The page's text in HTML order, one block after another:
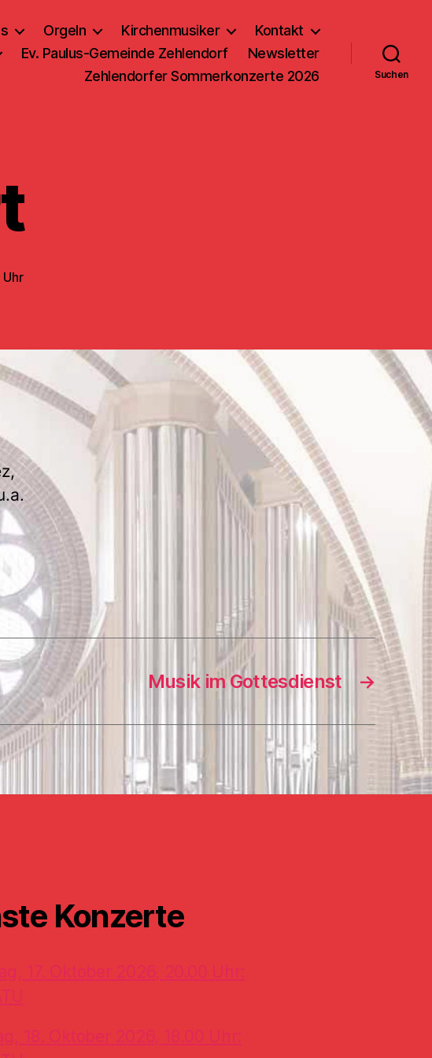
Orgeln Kirchenmusiker
Kontakt
Ev. Paulus-Gemeinde Zehlendorf
Newsletter
Zehlendorfer Sommerkonzerte 2026
Suchen
→
Musik im Gottesdienst
Konzerte
17. Oktober 2026, 20.00 Uhr:
18. Oktober 2026, 18.00 Uhr: